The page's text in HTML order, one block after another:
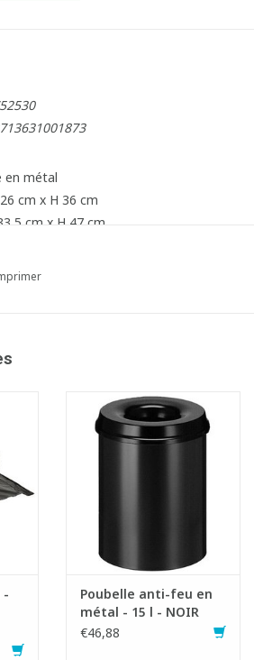
en métal
cm x H 36 cm
cm x H 47 cm
-
Poubelle anti-feu en
métal - 15 l - NOIR
€46,88